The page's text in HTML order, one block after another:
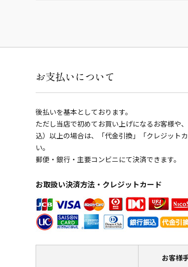
お支払いについて
後払いを基本としております。
ただし当店で初めてお買い上げになるお客様や
込）以上の場合は、「代金引換」「クレジット
い。
郵便・銀行・主要コンビニにて決済できます。
お取扱い決済方法・クレジットカード
お客様